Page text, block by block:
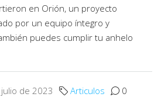
en Orión, un proyecto
por un equipo íntegro y
puedes cumplir tu anhelo
de 2023 Articulos 0